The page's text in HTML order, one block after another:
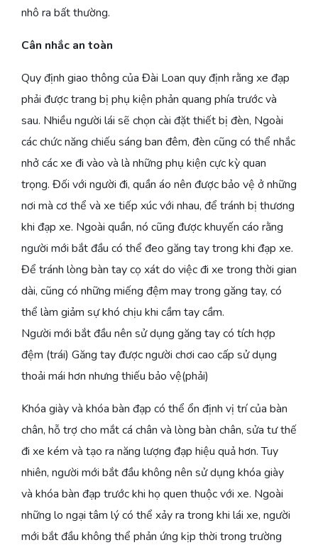
nhô ra bất thường.
Cân nhắc an toàn
Quy định giao thông của Đài Loan quy định rằng xe đạp
phải được trang bị phụ kiện phản quang phía trước và
sau. Nhiều người lái sẽ chọn cài đặt thiết bị đèn, Ngoài
các chức năng chiếu sáng ban đêm, đèn cũng có thể nhắc
nhở các xe đi vào và là những phụ kiện cực kỳ quan
trọng. Đối với người đi, quần áo nên được bảo vệ ở những
nơi mà cơ thể và xe tiếp xúc với nhau, để tránh bị thương
khi đạp xe. Ngoài quần, nó cũng được khuyến cáo rằng
người mới bắt đầu có thể đeo găng tay trong khi đạp xe.
Để tránh lòng bàn tay cọ xát do việc đi xe trong thời gian
dài, cũng có những miếng đệm may trong găng tay, có
thể làm giảm sự khó chịu khi cầm tay cầm.
Người mới bắt đầu nên sử dụng găng tay có tích hợp
đệm (trái) Găng tay được người chơi cao cấp sử dụng
thoải mái hơn nhưng thiếu bảo vệ(phải)
Khóa giày và khóa bàn đạp có thể ổn định vị trí của bàn
chân, hỗ trợ cho mắt cá chân và lòng bàn chân, sửa tư thế
đi xe kém và tạo ra năng lượng đạp hiệu quả hơn. Tuy
nhiên, người mới bắt đầu không nên sử dụng khóa giày
và khóa bàn đạp trước khi họ quen thuộc với xe. Ngoài
những lo ngại tâm lý có thể xảy ra trong khi lái xe, người
mới bắt đầu không thể phản ứng kịp thời trong trường